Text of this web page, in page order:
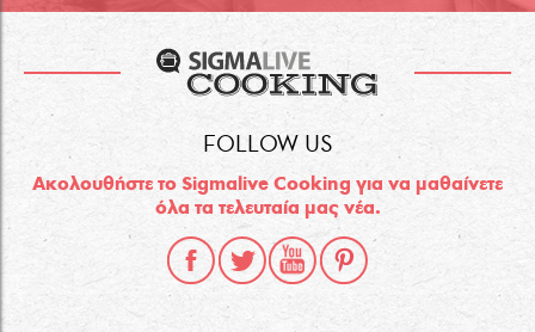
FOLLOW US
Ακολουθήστε το Sigmalive Cooking για να μαθαίνετε
όλα τα τελευταία μας νέα.